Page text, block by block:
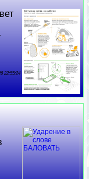
22:55:24